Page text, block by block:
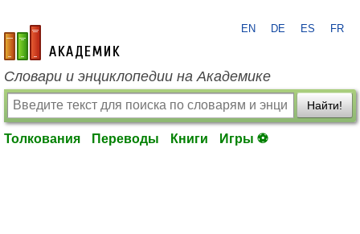
academic.ru
EN DE ES FR
Словари и энциклопедии на Академике
Найти!
Толкования Переводы Книги Игры ⚽